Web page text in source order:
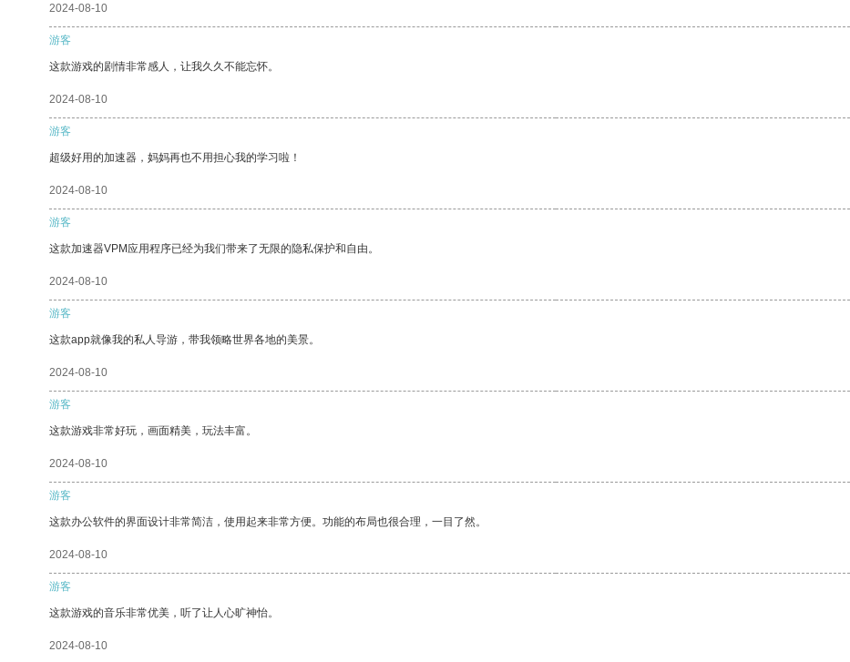
2024-08-10
游客
这款游戏的剧情非常感人，让我久久不能忘怀。
2024-08-10
游客
超级好用的加速器，妈妈再也不用担心我的学习啦！
2024-08-10
游客
这款加速器VPM应用程序已经为我们带来了无限的隐私保护和自由。
2024-08-10
游客
这款app就像我的私人导游，带我领略世界各地的美景。
2024-08-10
游客
这款游戏非常好玩，画面精美，玩法丰富。
2024-08-10
游客
这款办公软件的界面设计非常简洁，使用起来非常方便。功能的布局也很合理，一目了然。
2024-08-10
游客
这款游戏的音乐非常优美，听了让人心旷神怡。
2024-08-10